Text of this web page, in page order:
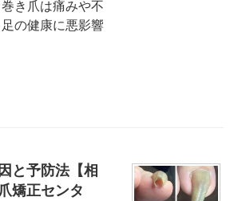
き爪は痛みや不
の健康に悪影響
と予防法【相
矯正センタ